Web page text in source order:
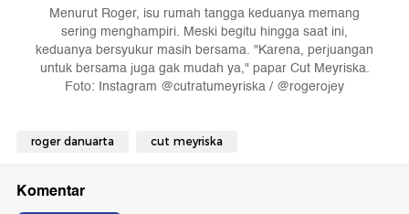
Menurut Roger, isu rumah tangga keduanya memang
sering menghampiri. Meski begitu hingga saat ini,
keduanya bersyukur masih bersama. "Karena, perjuangan
untuk bersama juga gak mudah ya," papar Cut Meyriska.
Foto: Instagram @cutratumeyriska / @rogerojey
roger danuarta cut meyriska
Komentar